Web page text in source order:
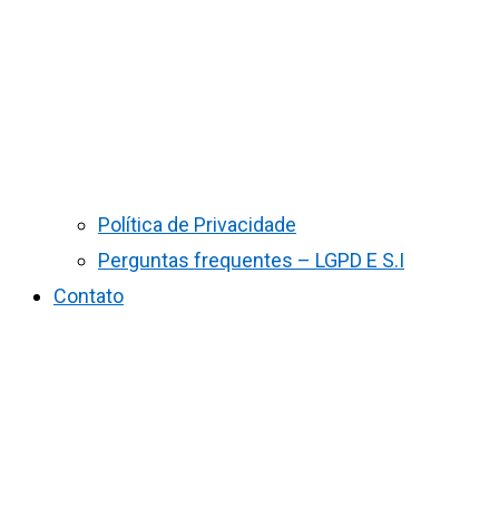
Política de Privacidade
Perguntas frequentes – LGPD E S.I
Contato